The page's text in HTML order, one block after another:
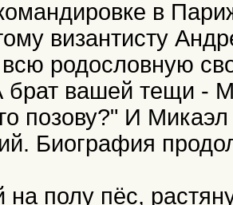
в
византисту
всю родословную
брат вашей тещи -
позову?" И
Биография
на полу пёс,